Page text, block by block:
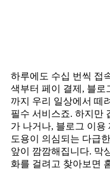
하루에도 수십 번씩 접
색부터 페이 결제, 블로
까지 우리 일상에서 떼
필수 서비스죠. 하지만
가 나거나, 블로그 이용
도용이 의심되는 다급
앞이 깜깜해집니다. 막
화를 걸려고 찾아보면